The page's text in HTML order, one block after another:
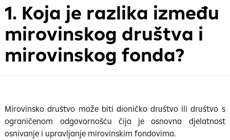
1. Koja je razlika između
mirovinskog društva i
mirovinskog fonda?
Mirovinsko društvo može biti dioničko društvo ili društvo s
ograničenom odgovornošću čija je osnovna djelatnost
osnivanje i upravljanje mirovinskim fondovima.